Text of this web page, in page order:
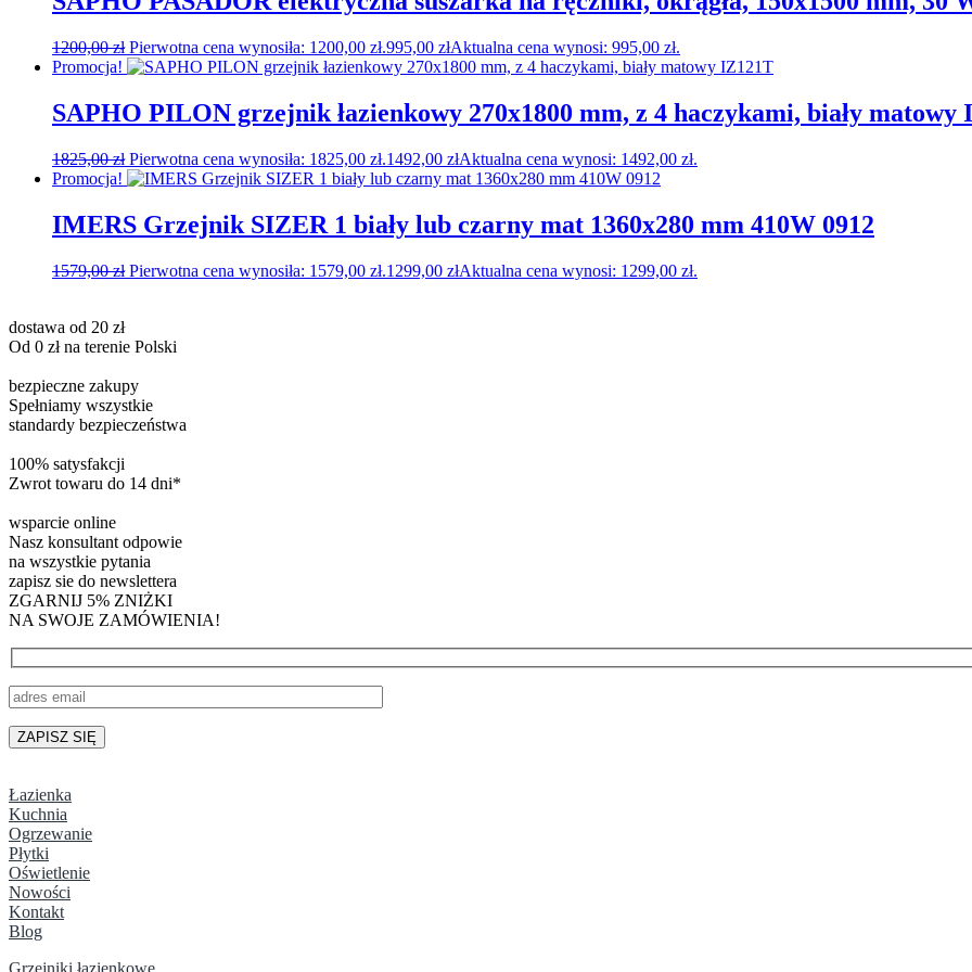
1200,00zł Pierwotna cena wynosiła: 1200,00 zł.995,00 złAktualna cena wynosi: 995,00 zł.
Promocja!
SAPHO PILON grzejnik łazienkowy 270x1800 mm, z 4 haczykami, biały matowy
1825,00zł Pierwotna cena wynosiła: 1825,00 zł.1492,00 złAktualna cena wynosi: 1492,00 zł.
Promocja!
IMERS Grzejnik SIZER 1 biały lub czarny mat 1360x280 mm 410W 0912
1579,00zł Pierwotna cena wynosiła: 1579,00 zł.1299,00 złAktualna cena wynosi: 1299,00 zł.
dostawa od 20 zł
Od 0 zł na terenie Polski
bezpieczne zakupy
Spełniamy wszystkie
standardy bezpieczeństwa
100% satysfakcji
Zwrot towaru do 14 dni*
wsparcie online
Nasz konsultant odpowie
na wszystkie pytania
zapisz sie do newslettera
ZGARNIJ 5% ZNIŻKI
NA SWOJE ZAMÓWIENIA!
Łazienka
Kuchnia
Ogrzewanie
Płytki
Oświetlenie
Nowości
Kontakt
Blog